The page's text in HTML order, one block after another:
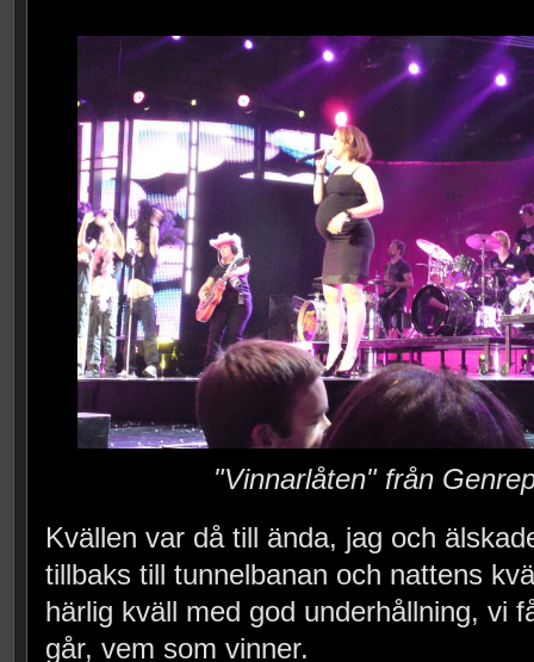
"Vinnarlåten" från
Kvällen var då till ända, jag och
tillbaks till tunnelbanan och nattens
härlig kväll med god underhållning, vi
går, vem som vinner.